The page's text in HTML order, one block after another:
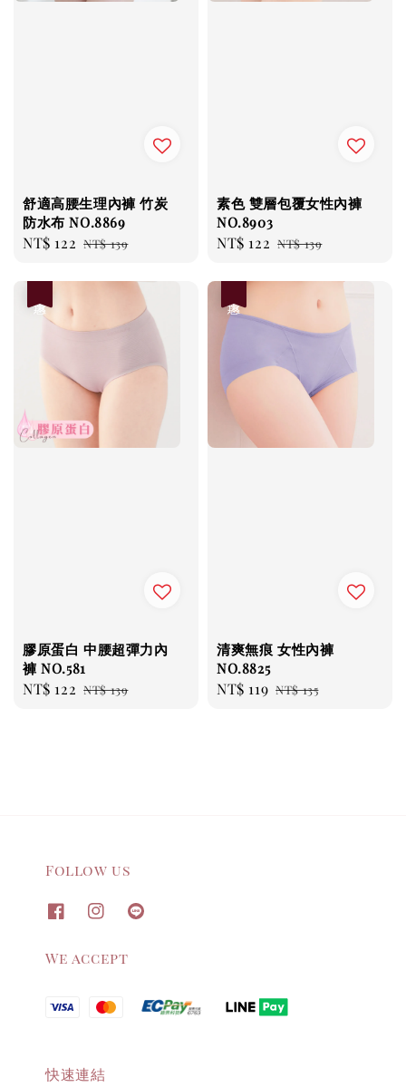
舒適高腰生理內褲 竹炭
防水布 NO.8869
Sale
NT$ 122 Regular
NT$ 139
素色 雙層包覆女性內褲
NO.8903
Sale
NT$ 122 Regular
NT$ 139
膠原蛋白 中腰超彈力內
褲 NO.581
Sale
NT$ 122 Regular
NT$ 139
清爽無痕 女性內褲
NO.8825
Sale
NT$ 119 Regular
NT$ 135
Follow us
We accept
快速連結